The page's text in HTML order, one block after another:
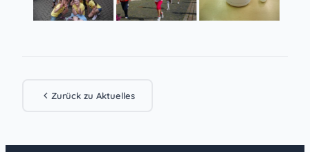
Zurück zu Aktuelles